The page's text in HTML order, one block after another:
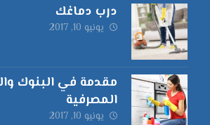
درب دماغك
يونيو 10, 2017
مقدمة في البنوك
المصرفية
يونيو 10, 2017